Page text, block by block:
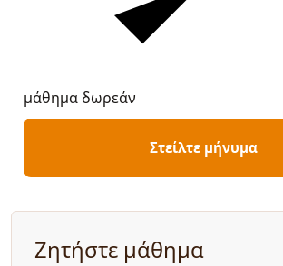
μάθημα δωρεάν
Στείλτε μήνυμα
Ζητήστε μάθημα